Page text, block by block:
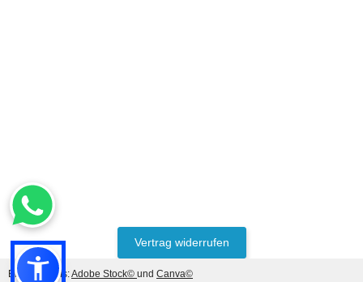
Vertrag widerrufen
Bildnachweis:Adobe Stock© und Canva©